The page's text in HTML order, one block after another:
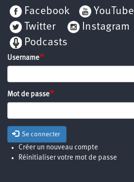
Facebook
YouTube
Twitter
Instagram
Podcasts
Username
Mot de passe
Se connecter
Créer un nouveau compte
Réinitialiser votre mot de passe